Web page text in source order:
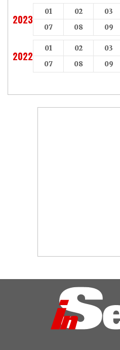
2023
01 02 03
07
08 09
2022
01 02 03
07
08 09